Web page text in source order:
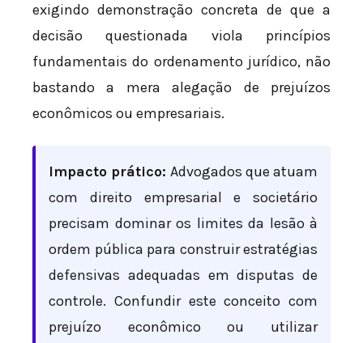
exigindo demonstração concreta de que a
decisão questionada viola princípios
fundamentais do ordenamento jurídico, não
bastando a mera alegação de prejuízos
econômicos ou empresariais.
Impacto prático: Advogados que atuam
com direito empresarial e societário
precisam dominar os limites da lesão à
ordem pública para construir estratégias
defensivas adequadas em disputas de
controle. Confundir este conceito com
prejuízo econômico ou utilizar